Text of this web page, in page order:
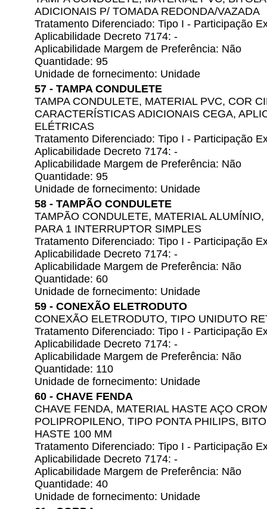
ADICIONAIS P/ TOMADA REDONDA/VAZADA
Tratamento Diferenciado: Tipo I - Participação
Aplicabilidade Decreto 7174: -
Aplicabilidade Margem de Preferência: Não
Quantidade: 95
Unidade de fornecimento: Unidade
57 - TAMPA CONDULETE
TAMPA CONDULETE, MATERIAL PVC, COR
CARACTERÍSTICAS ADICIONAIS CEGA,
ELÉTRICAS
Tratamento Diferenciado: Tipo I - Participação
Aplicabilidade Decreto 7174: -
Aplicabilidade Margem de Preferência: Não
Quantidade: 95
Unidade de fornecimento: Unidade
58 - TAMPÃO CONDULETE
TAMPÃO CONDULETE, MATERIAL
PARA 1 INTERRUPTOR SIMPLES
Tratamento Diferenciado: Tipo I - Participação
Aplicabilidade Decreto 7174: -
Aplicabilidade Margem de Preferência: Não
Quantidade: 60
Unidade de fornecimento: Unidade
59 - CONEXÃO ELETRODUTO
CONEXÃO ELETRODUTO, TIPO UNIDUTO
Tratamento Diferenciado: Tipo I - Participação
Aplicabilidade Decreto 7174: -
Aplicabilidade Margem de Preferência: Não
Quantidade: 110
Unidade de fornecimento: Unidade
60 - CHAVE FENDA
CHAVE FENDA, MATERIAL HASTE AÇO
POLIPROPILENO, TIPO PONTA PHILIPS,
HASTE 100 MM
Tratamento Diferenciado: Tipo I - Participação
Aplicabilidade Decreto 7174: -
Aplicabilidade Margem de Preferência: Não
Quantidade: 40
Unidade de fornecimento: Unidade